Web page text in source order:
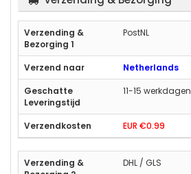
PostNL
Netherlands
11-15 werkdagen
EUR €0.99
DHL / GLS